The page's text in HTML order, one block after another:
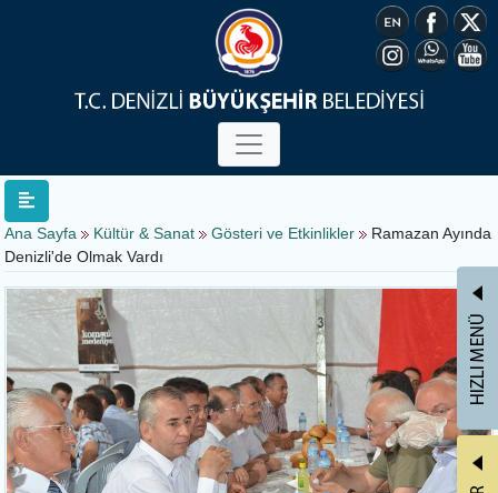
Ana Sayfa Kültür & Sanat Gösteri ve Etkinlikler
Ramazan Ayında
Denizli'de Olmak Vardı